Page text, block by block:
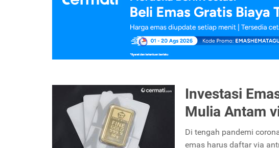
Investasi
Mulia Antam
Di tengah pandemi
emas harus daftar via